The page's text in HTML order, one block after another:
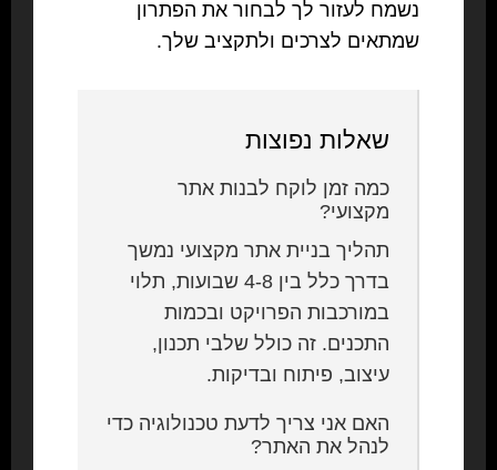
נשמח לעזור לך לבחור את הפתרון
שמתאים לצרכים ולתקציב שלך.
שאלות נפוצות
כמה זמן לוקח לבנות אתר
מקצועי?
תהליך בניית אתר מקצועי נמשך
בדרך כלל בין 4-8 שבועות, תלוי
במורכבות הפרויקט ובכמות
התכנים. זה כולל שלבי תכנון,
עיצוב, פיתוח ובדיקות.
האם אני צריך לדעת טכנולוגיה כדי
לנהל את האתר?